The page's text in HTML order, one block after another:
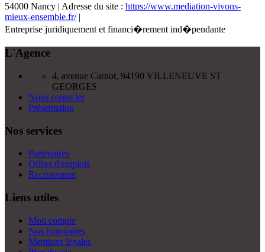
54000 Nancy | Adresse du site : https://www.mediation-vivons-
mieux-ensemble.fr/|
Entreprise juridiquement et financi�rement ind�pendante
L'Agence
4, avenue Carnot, 94190 VILLENEUVE ST
GEORGES
Nous contacter
Présentation
Nos services
Partenaires
Offres d'emplois
Recrutement
Liens utiles
Mon compte
Nos honoraires
Mentions légales